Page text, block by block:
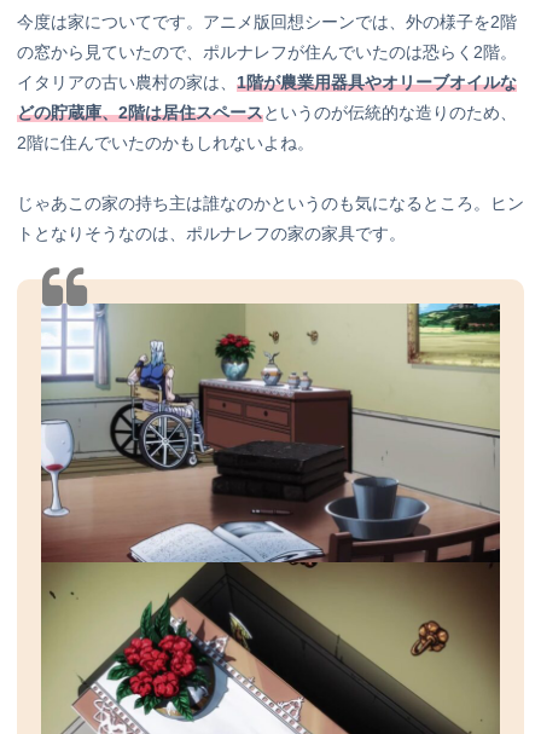
今度は家についてです。アニメ版回想シーンでは、外の様子を2階
の窓から見ていたので、ポルナレフが住んでいたのは恐らく2階。
イタリアの古い農村の家は、 1階が農業用器具やオリーブオイルな
どの貯蔵庫、2階は居住スペースというのが伝統的な造りのため、
2階に住んでいたのかもしれないよね。
じゃあこの家の持ち主は誰なのかというのも気になるところ。ヒン
トとなりそうなのは、ポルナレフの家の家具です。